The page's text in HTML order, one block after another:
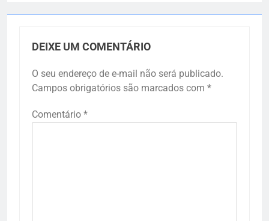
DEIXE UM COMENTÁRIO
O seu endereço de e-mail não será publicado.
Campos obrigatórios são marcados com *
Comentário *